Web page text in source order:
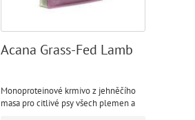
Acana Grass-Fed Lamb
Monoproteinové krmivo z jehněčího
masa pro citlivé psy všech plemen a